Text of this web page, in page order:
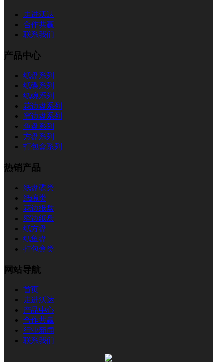
走进沃达
合作共赢
联系我们
产品中心
纸盘系列
纸碟系列
纸碗系列
花边盘系列
窄边盘系列
鱼盘系列
方盘系列
打包盒系列
热销产品
纸盘碟类
纸碗类
花边纸盘
窄边纸盘
纸方盘
纸鱼盘
打包盒类
网站导航
首页
走进沃达
产品中心
合作共赢
行业新闻
联系我们